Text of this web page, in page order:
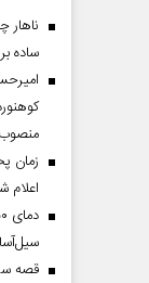
ساده
زمان
اعلام
سیل‌آسا در
قصه